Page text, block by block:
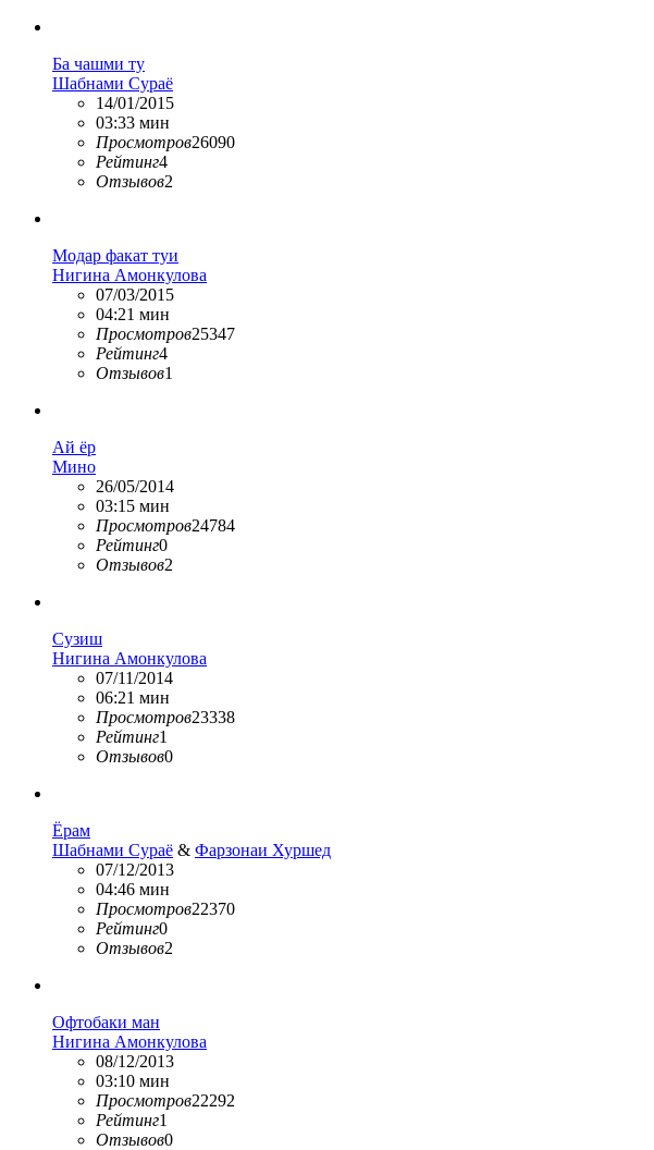
Ба чашми ту
Шабнами Сураё
14/01/2015
03:33 мин
Просмотров26090
Рейтинг4
Отзывов2
Модар факат туи
Нигина Амонкулова
07/03/2015
04:21 мин
Просмотров25347
Рейтинг4
Отзывов1
Ай ёр
Мино
26/05/2014
03:15 мин
Просмотров24784
Рейтинг0
Отзывов2
Сузиш
Нигина Амонкулова
07/11/2014
06:21 мин
Просмотров23338
Рейтинг1
Отзывов0
Ёрам
Шабнами Сураё & Фарзонаи Хуршед
07/12/2013
04:46 мин
Просмотров22370
Рейтинг0
Отзывов2
Офтобаки ман
Нигина Амонкулова
08/12/2013
03:10 мин
Просмотров22292
Рейтинг1
Отзывов0